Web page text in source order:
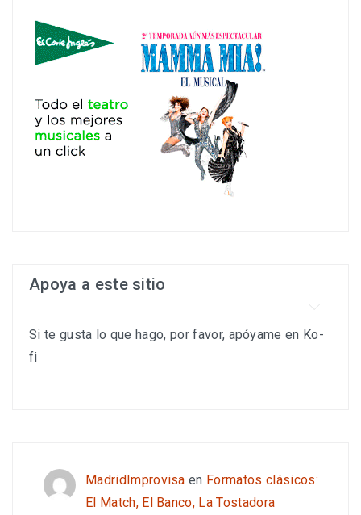
Apoya a este sitio
Si te gusta lo que hago, por favor, apóyame en Ko-
fi
MadridImprovisa en Formatos clásicos:
El Match, El Banco, La Tostadora